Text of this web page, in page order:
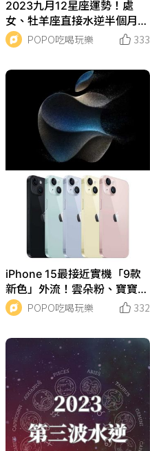
2023九月12星座運勢！處
女、牡羊座直接水逆半個月？
「這個」星座榮登最好運！
POPO吃喝玩樂 333
iPhone 15最接近實機「9款
新色」外流！雲朵粉、寶寶
藍、奶油黃也太美！
POPO吃喝玩樂 332